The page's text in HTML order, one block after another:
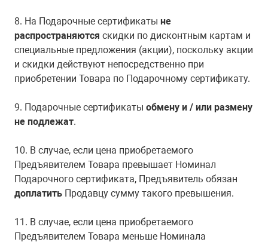
8. На Подарочные сертификаты не
распространяются скидки по дисконтным картам и
специальные предложения (акции), поскольку акции
и скидки действуют непосредственно при
приобретении Товара по Подарочному сертификату.
9. Подарочные сертификаты обмену и / или размену
не подлежат.
10. В случае, если цена приобретаемого
Предъявителем Товара превышает Номинал
Подарочного сертификата, Предъявитель обязан
доплатить Продавцу сумму такого превышения.
11. В случае, если цена приобретаемого
Предъявителем Товара меньше Номинала